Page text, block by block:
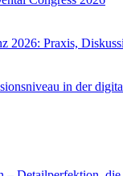
Praxis,
in der